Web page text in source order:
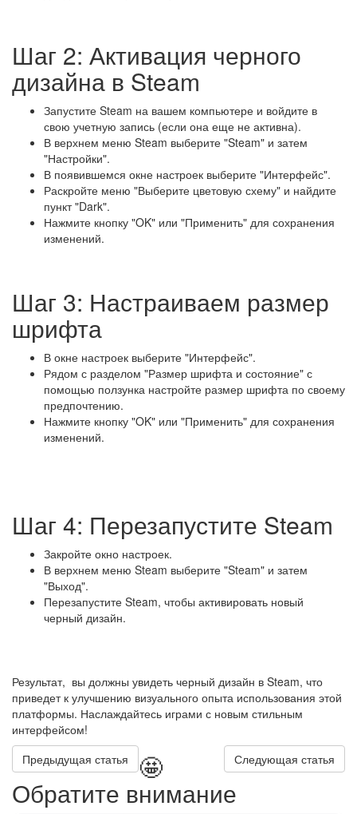
Шаг 2: Активация черного
дизайна в Steam
Запустите Steam на вашем компьютере и войдите в
свою учетную запись (если она еще не активна).
В верхнем меню Steam выберите "Steam" и затем
"Настройки".
В появившемся окне настроек выберите "Интерфейс".
Раскройте меню "Выберите цветовую схему" и найдите
пункт "Dark".
Нажмите кнопку "OK" или "Применить" для сохранения
изменений.
Шаг 3: Настраиваем размер
шрифта
В окне настроек выберите "Интерфейс".
Рядом с разделом "Размер шрифта и состояние" с
помощью ползунка настройте размер шрифта по своему
предпочтению.
Нажмите кнопку "OK" или "Применить" для сохранения
изменений.
Шаг 4: Перезапустите Steam
Закройте окно настроек.
В верхнем меню Steam выберите "Steam" и затем
"Выход".
Перезапустите Steam, чтобы активировать новый
черный дизайн.
Результат, вы должны увидеть черный дизайн в Steam, что
приведет к улучшению визуального опыта использования этой
платформы. Наслаждайтесь играми с новым стильным
интерфейсом!
Предыдущая статья
Следующая статья
🤩
Обратите внимание